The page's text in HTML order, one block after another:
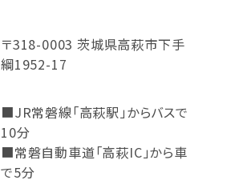
〒318-0003 茨城県高萩市下手
綱1952-17
■JR常磐線「高萩駅」からバスで
10分
■常磐自動車道「高萩IC」から車
で5分